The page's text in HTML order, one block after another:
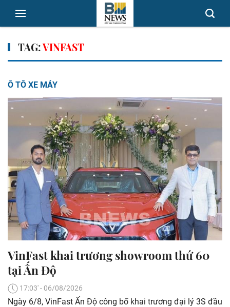
TAG:VINFAST
Ô TÔ XE MÁY
VinFast khai trương showroom thứ 60
tại Ấn Độ
17:03' - 06/08/2026
Ngày 6/8, VinFast Ấn Độ công bố khai trương đại lý 3S đầu